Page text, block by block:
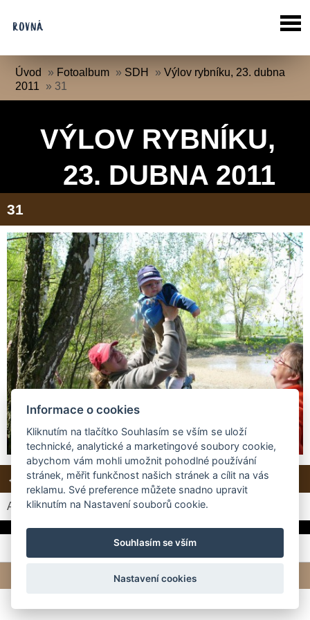
Úvod » Fotoalbum » SDH »Výlov rybníku, 23. dubna
2011
»31
VÝLOV RYBNÍKU,
23. DUBNA 2011
31
← Předchozí Další → Zpět do složky
Automatické procházení: 3|4|5| 6|7(čas ve vteřinách)
© 2026 eStránky.cz | Tvorba webových stránek
Informace o cookies
Kliknutím na tlačítko Souhlasím se vším se uloží
technické, analytické a marketingové soubory cookie,
abychom vám mohli umožnit pohodlné používání
stránek, měřit funkčnost našich stránek a cílit na vás
reklamu. Své preference můžete snadno upravit
kliknutím na Nastavení souborů cookie.
Souhlasím se vším
Nastavení cookies